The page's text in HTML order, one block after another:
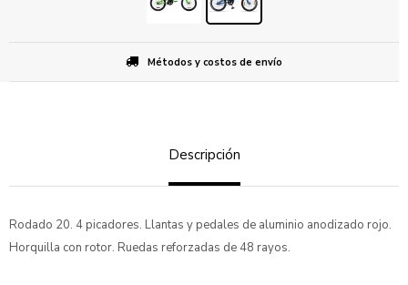
Métodos y costos de envío
Descripción
Rodado 20. 4 picadores. Llantas y pedales de aluminio anodizado rojo.
Horquilla con rotor. Ruedas reforzadas de 48 rayos.